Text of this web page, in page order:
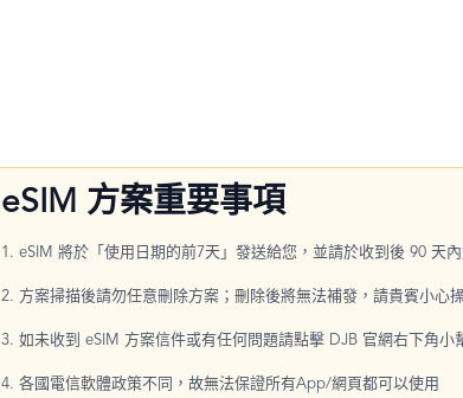
eSIM 方案重要事項
1. eSIM 將於「使用日期的前7天」發送給您，並請於收到後 90 天
2. 方案掃描後請勿任意刪除方案；刪除後將無法補發，請貴賓小心
3. 如未收到 eSIM 方案信件或有任何問題請點擊 DJB 官網右下角小
4. 各國電信軟體政策不同，故無法保證所有App/網頁都可以使用